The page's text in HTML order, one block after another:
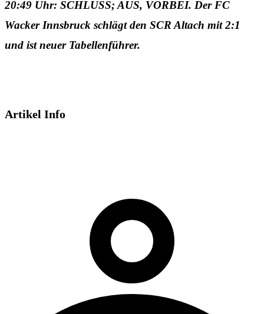
20:49 Uhr: SCHLUSS; AUS, VORBEI. Der FC
Wacker Innsbruck schlägt den SCR Altach mit 2:1
und ist neuer Tabellenführer.
Artikel Info